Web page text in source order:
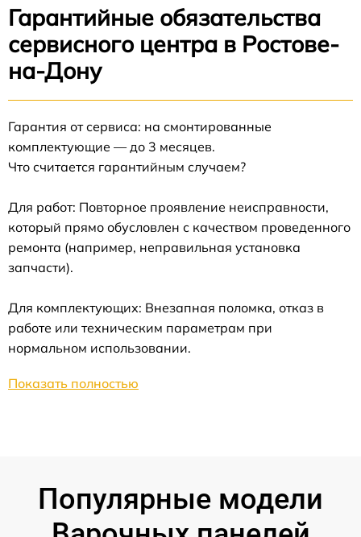
Гарантийные обязательства
сервисного центра в Ростове-
на-Дону
Гарантия от сервиса: на смонтированные
комплектующие — до 3 месяцев.
Что считается гарантийным случаем?
Для работ: Повторное проявление неисправности,
который прямо обусловлен с качеством проведенного
ремонта (например, неправильная установка
запчасти).
Для комплектующих: Внезапная поломка, отказ в
работе или техническим параметрам при
нормальном использовании.
Показать полностью
Популярные модели